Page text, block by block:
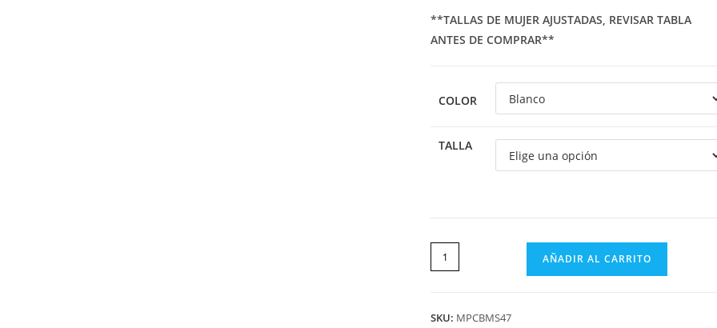
**TALLAS DE MUJER AJUSTADAS, REVISAR TABLA
ANTES DE COMPRAR**
COLOR
TALLA
AÑADIR AL CARRITO
SKU: MPCBMS47